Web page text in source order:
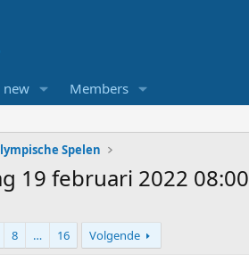
new Members
Spelen
19 februari 2022 08:00
8 … 16 Volgende